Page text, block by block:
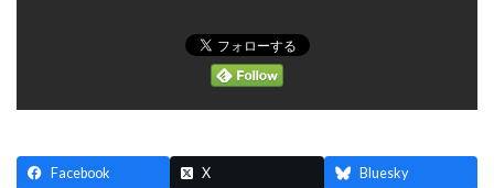
Facebook X Bluesky